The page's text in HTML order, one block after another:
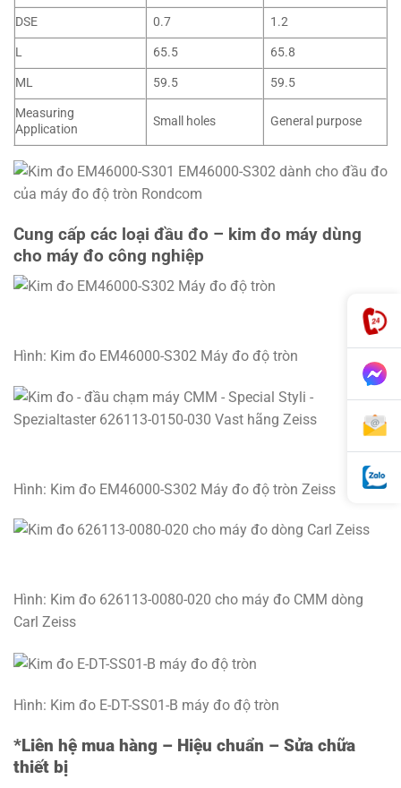
DSE
0.7
1.2
L
65.5
65.8
ML
59.5
59.5
Measuring
Application
Small holes General purpose
Cung cấp các loại đầu đo – kim đo máy dùng
cho máy đo công nghiệp
Hình: Kim đo EM46000-S302 Máy đo độ tròn
Hình: Kim đo EM46000-S302 Máy đo độ tròn Zeiss
Hình: Kim đo 626113-0080-020 cho máy đo CMM dòng
Carl Zeiss
Hình: Kim đo E-DT-SS01-B máy đo độ tròn
*Liên hệ mua hàng – Hiệu chuẩn – Sửa chữa
thiết bị